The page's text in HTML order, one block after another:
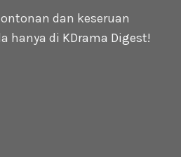
dan keseruan
hanya di KDrama Digest!